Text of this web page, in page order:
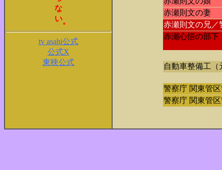
な
い。
tv asahi公式
公式X
東映公式
赤瀬則文の妻
赤瀬則文の兄／
赤瀬心悟の部下
自動車整備工
警察庁 関東管
警察庁 関東管